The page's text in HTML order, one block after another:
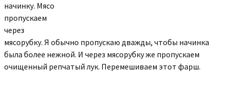
начинку. Мясо
пропускаем
через
мясорубку. Я обычно пропускаю дважды, чтобы начинка
была более нежной. И через мясорубку же пропускаем
очищенный репчатый лук. Перемешиваем этот фарш.